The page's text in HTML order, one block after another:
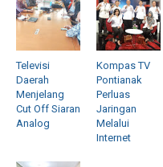
Televisi
Daerah
Menjelang
Cut Off Siaran
Analog
Kompas TV
Pontianak
Perluas
Jaringan
Melalui
Internet